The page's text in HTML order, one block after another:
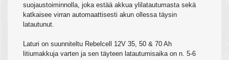
suojaustoiminnolla, joka estää akkua ylilatautumasta sekä
katkaisee virran automaattisesti akun ollessa täysin
latautunut.
Laturi on suunniteltu Rebelcell 12V 35, 50 & 70 Ah
litiumakkuja varten ja sen täyteen latautumisaika on n. 5-6